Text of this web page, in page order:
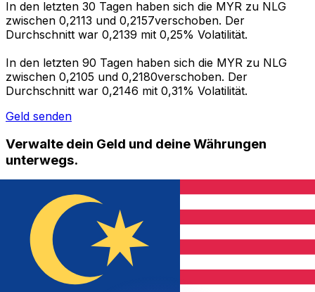
In den letzten 30 Tagen haben sich die MYR zu NLG
zwischen 0,2113 und 0,2157verschoben. Der
Durchschnitt war 0,2139 mit 0,25% Volatilität.
In den letzten 90 Tagen haben sich die MYR zu NLG
zwischen 0,2105 und 0,2180verschoben. Der
Durchschnitt war 0,2146 mit 0,31% Volatilität.
Geld senden
Verwalte dein Geld und deine Währungen
unterwegs.
und Währungsmanagement benötigst. Währungen
umrechnen, Kursbenachrichtigungen einrichten und
Geld ins Ausland überweisen, ohne versteckte
Gebühren. Heute herunterladen!